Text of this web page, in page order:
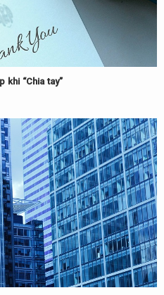
khi “Chia tay”